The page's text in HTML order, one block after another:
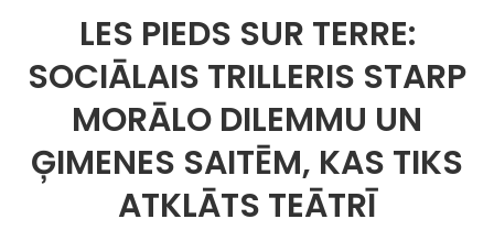
LES PIEDS SUR TERRE:
SOCIĀLAIS TRILLERIS STARP
MORĀLO DILEMMU UN
ĢIMENES SAITĒM, KAS TIKS
ATKLĀTS TEĀTRĪ